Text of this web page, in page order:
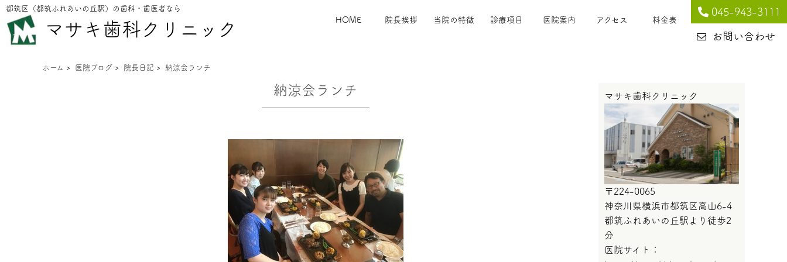
都筑区（都筑ふれあいの丘駅）の歯科・歯医者なら
マサキ歯科クリニック HOME 院長挨拶 当院の特徴 診療項目 医院案内 アクセス 料金表
045-943-3111
お問い合わせ
ホーム > 医院ブログ > 院長日記 > 納涼会ランチ
納涼会ランチ マサキ歯科クリニック
〒224-0065
神奈川県横浜市都筑区高山6-4
都筑ふれあいの丘駅より徒歩2
分
医院サイト：